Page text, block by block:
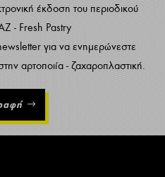
έκδοση του περιοδικού
- Fresh Pastry
για να ενημερώνεστε
αρτοποιία - ζαχαροπλαστική.